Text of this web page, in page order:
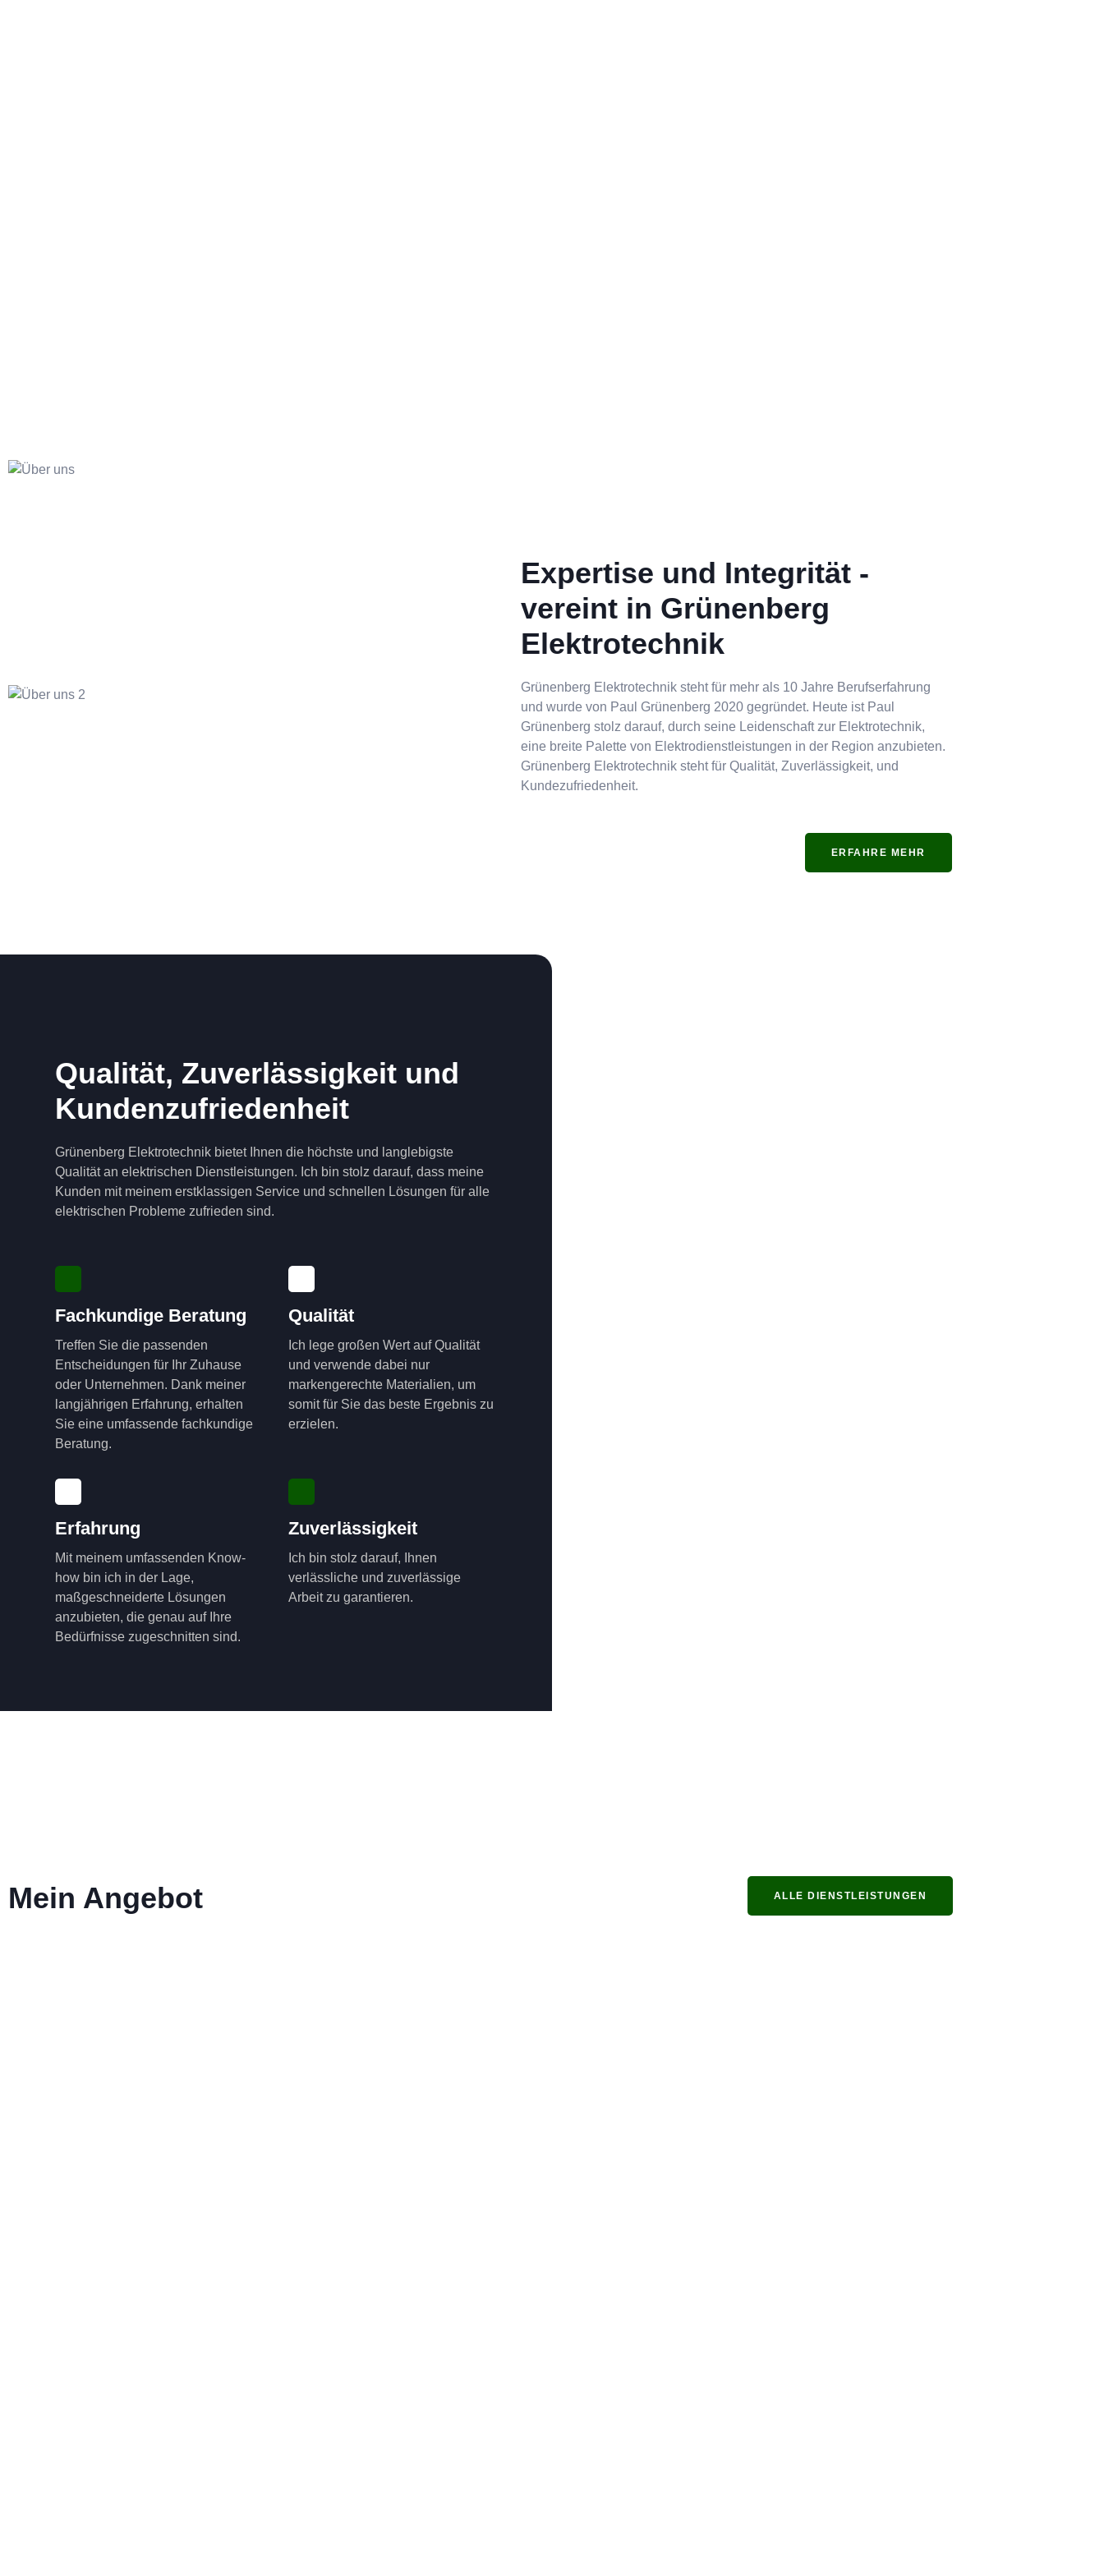
Expertise und Integrität -
vereint in Grünenberg
Elektrotechnik
Grünenberg Elektrotechnik steht für mehr als 10 Jahre Berufserfahrung
und wurde von Paul Grünenberg 2020 gegründet. Heute ist Paul
Grünenberg stolz darauf, durch seine Leidenschaft zur Elektrotechnik,
eine breite Palette von Elektrodienstleistungen in der Region anzubieten.
Grünenberg Elektrotechnik steht für Qualität, Zuverlässigkeit, und
Kundezufriedenheit.
ERFAHRE MEHR
Qualität, Zuverlässigkeit und
Kundenzufriedenheit
Grünenberg Elektrotechnik bietet Ihnen die höchste und langlebigste
Qualität an elektrischen Dienstleistungen. Ich bin stolz darauf, dass meine
Kunden mit meinem erstklassigen Service und schnellen Lösungen für alle
elektrischen Probleme zufrieden sind.
Fachkundige Beratung
Treffen Sie die passenden
Entscheidungen für Ihr Zuhause
oder Unternehmen. Dank meiner
langjährigen Erfahrung, erhalten
Sie eine umfassende fachkundige
Beratung.
Qualität
Ich lege großen Wert auf Qualität
und verwende dabei nur
markengerechte Materialien, um
somit für Sie das beste Ergebnis zu
erzielen.
Erfahrung
Mit meinem umfassenden Know-
how bin ich in der Lage,
maßgeschneiderte Lösungen
anzubieten, die genau auf Ihre
Bedürfnisse zugeschnitten sind.
Zuverlässigkeit
Ich bin stolz darauf, Ihnen
verlässliche und zuverlässige
Arbeit zu garantieren.
Mein Angebot ALLE DIENSTLEISTUNGEN